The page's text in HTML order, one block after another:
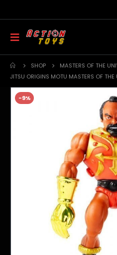
SHOP MASTERS OF THE
JITSU ORIGINS MOTU MASTERS OF THE
-9%